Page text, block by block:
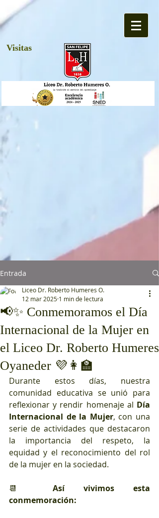
Visitas
Entrada
📢✨ Conmemoramos el Día
Internacional de la Mujer en
el Liceo Dr. Roberto Humeres
Oyaneder 💜👩‍🏫
Liceo Dr. Roberto Humeres O.
12 mar 2025 1 min de lectura
Durante estos días, nuestra
comunidad educativa se unió para
reflexionar y rendir homenaje al Día
Internacional de la Mujer, con una
serie de actividades que destacaron
la importancia del respeto, la
equidad y el reconocimiento del rol
de la mujer en la sociedad.
📆 Así vivimos esta
conmemoración: